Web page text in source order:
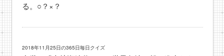
る。○？×？
2018年11月25日の365日毎日クイズ